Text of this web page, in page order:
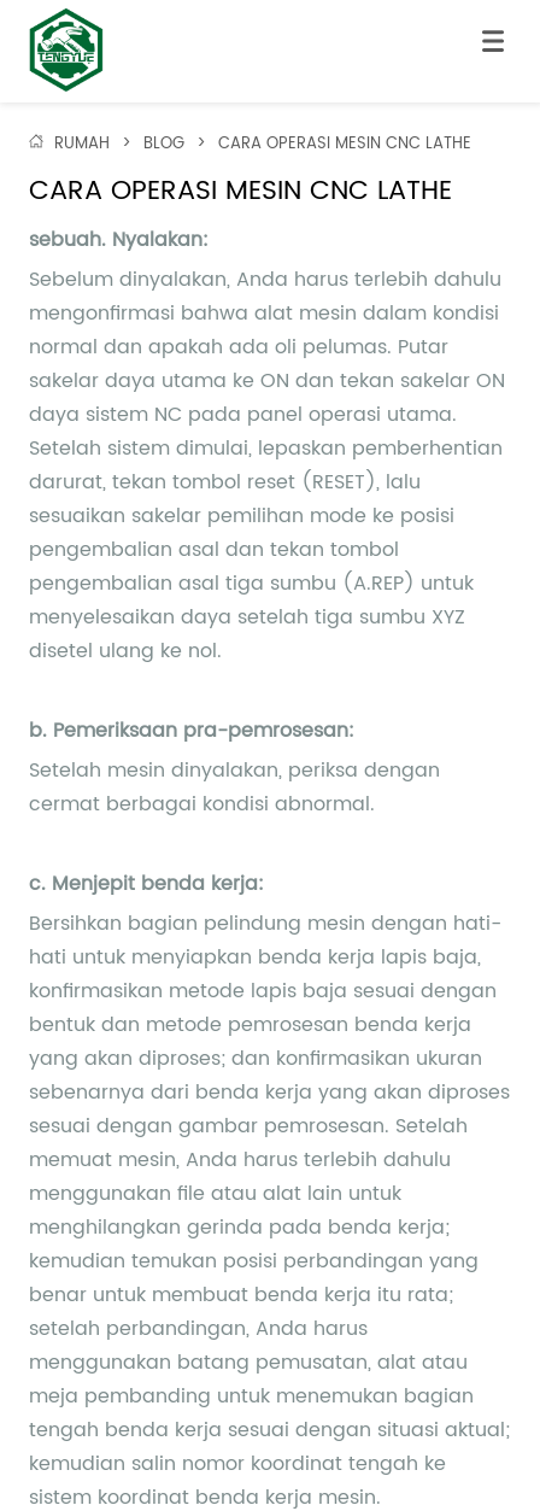
RUMAH > BLOG > CARA OPERASI MESIN CNC LATHE
CARA OPERASI MESIN CNC LATHE